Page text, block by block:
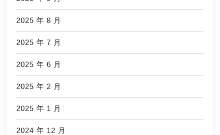
2025 年 8 月
2025 年 7 月
2025 年 6 月
2025 年 2 月
2025 年 1 月
2024 年 12 月